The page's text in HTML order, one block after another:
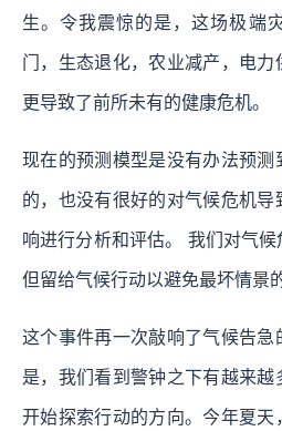
生。令我震惊的是，这场极端
门，生态退化，农业减产，电力
更导致了前所未有的健康危机。
现在的预测模型是没有办法预
的，也没有很好的对气候危机
响进行分析和评估。 我们对气候
但留给气候行动以避免最坏情景
这个事件再一次敲响了气候告急
是，我们看到警钟之下有越来
开始探索行动的方向。今年夏天